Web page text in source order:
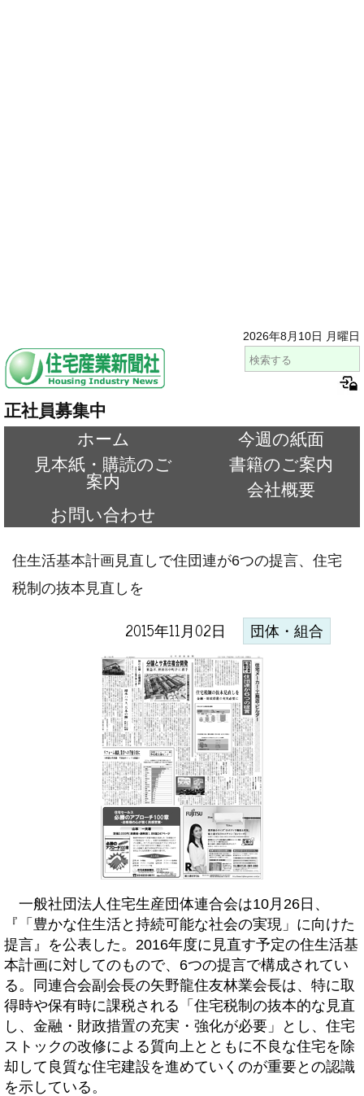
2026年8月10日 月曜日
正社員募集中
ホーム
今週の紙面
見本紙・購読のご
案内
書籍のご案内
会社概要
お問い合わせ
住生活基本計画見直しで住団連が6つの提言、住宅
税制の抜本見直しを
2015年11月02日 団体・組合
一般社団法人住宅生産団体連合会は10月26日、
『「豊かな住生活と持続可能な社会の実現」に向けた
提言』を公表した。2016年度に見直す予定の住生活基
本計画に対してのもので、6つの提言で構成されてい
る。同連合会副会長の矢野龍住友林業会長は、特に取
得時や保有時に課税される「住宅税制の抜本的な見直
し、金融・財政措置の充実・強化が必要」とし、住宅
ストックの改修による質向上とともに不良な住宅を除
却して良質な住宅建設を進めていくのが重要との認識
を示している。